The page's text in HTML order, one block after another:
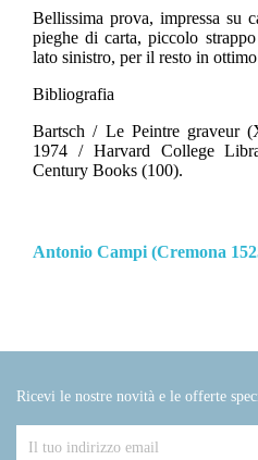
Bellissima prova, impressa su
pieghe di carta, piccolo
lato sinistro, per il resto in
Bibliografia
Bartsch / Le Peintre graveur
1974 / Harvard College
Century Books (100).
Antonio Campi (Cremona
Ricevi le nostre novità e le offerte